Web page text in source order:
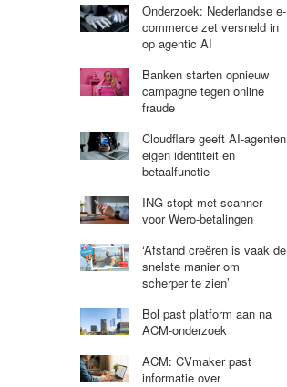
Onderzoek: Nederlandse e-
commerce zet versneld in
op agentic AI
Banken starten opnieuw
campagne tegen online
fraude
Cloudflare geeft AI-agenten
eigen identiteit en
betaalfunctie
ING stopt met scanner
voor Wero-betalingen
‘Afstand creëren is vaak de
snelste manier om
scherper te zien’
Bol past platform aan na
ACM-onderzoek
ACM: CVmaker past
informatie over